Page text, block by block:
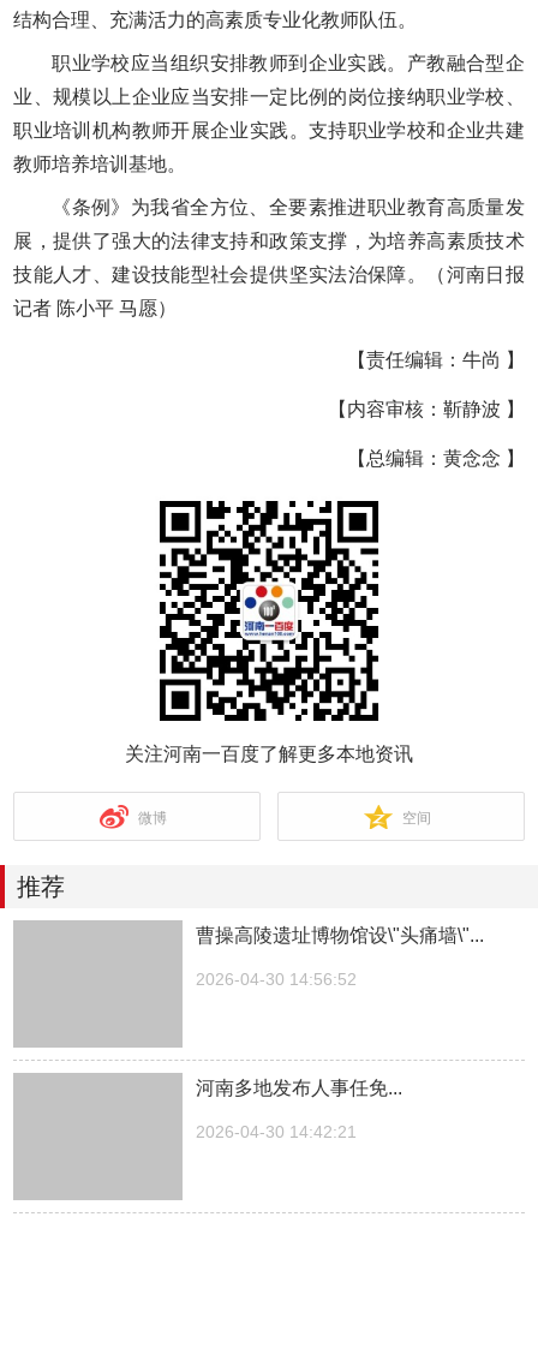
结构合理、充满活力的高素质专业化教师队伍。
职业学校应当组织安排教师到企业实践。产教融合型企
业、规模以上企业应当安排一定比例的岗位接纳职业学校、
职业培训机构教师开展企业实践。支持职业学校和企业共建
教师培养培训基地。
《条例》为我省全方位、全要素推进职业教育高质量发
展，提供了强大的法律支持和政策支撑，为培养高素质技术
技能人才、建设技能型社会提供坚实法治保障。（河南日报
记者 陈小平 马愿）
【责任编辑：牛尚 】
【内容审核：靳静波 】
【总编辑：黄念念 】
关注河南一百度了解更多本地资讯
微博 空间
推荐
曹操高陵遗址博物馆设\"头痛墙\"...
2026-04-30 14:56:52
河南多地发布人事任免...
2026-04-30 14:42:21